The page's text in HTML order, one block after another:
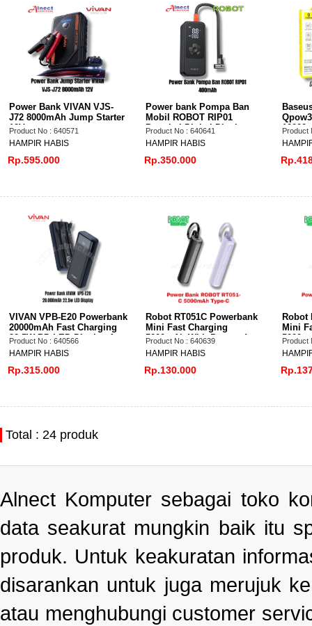
Rp.595.000
Power Bank VIVAN VJS-
J72 8000mAh Jump Starter
12V
Product No : 640571
HAMPIR HABIS
Rp.350.000
Power bank Pompa Ban
Mobil ROBOT RIP01
Portabel Digital Display
4000mAh
Product No : 640641
HAMPIR HABIS
PD
Kabel
Product
Rp.315.000
VIVAN VPB-E20 Powerbank
20000mAh Fast Charging
22.5W PD LED Display 4
Output
Product No : 640566
HAMPIR HABIS
Rp.130.000
Robot RT051C Powerbank
Mini Fast Charging
5000mAh With Port and
Cable Type C
Product No : 640639
HAMPIR HABIS
Robot
Mini
Cable
Product
Total : 24 produk
Alnect Komputer sebagai toko
data seakurat mungkin baik itu
produk. Untuk keakuratan
disarankan untuk juga merujuk
atau menghubungi customer